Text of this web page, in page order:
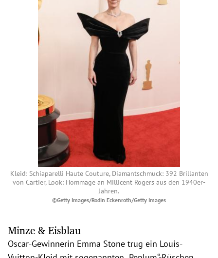
Kleid: Schiaparelli Haute Couture, Diamantschmuck: 392 Brillanten
von Cartier, Look: Hommage an Millicent Rogers aus den 1940er-
Jahren.
©Getty Images/Rodin Eckenroth/Getty Images
Minze & Eisblau
Oscar-Gewinnerin Emma Stone trug ein Louis-